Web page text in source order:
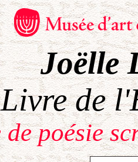
Joëlle
de
de poésie